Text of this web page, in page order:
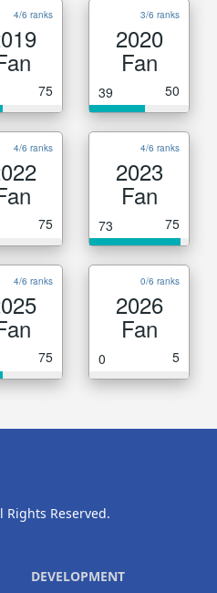
4/6 ranks
75
3/6 ranks
2020
Fan
39 50
4/6 ranks
75
4/6 ranks
2023
Fan
73 75
4/6 ranks
75
0/6 ranks
2026
Fan
0 5
Rights Reserved.
DEVELOPMENT